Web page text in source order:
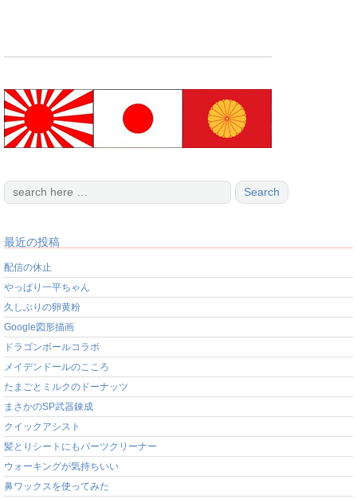
最近の投稿
配信の休止
やっぱり一平ちゃん
久しぶりの卵黄粉
Google図形描画
ドラゴンボールコラボ
メイデンドールのこころ
たまごとミルクのドーナッツ
まさかのSP武器錬成
クイックアシスト
髪とりシートにもパーツクリーナー
ウォーキングが気持ちいい
鼻ワックスを使ってみた